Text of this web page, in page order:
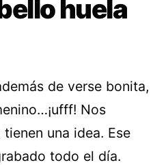
huela
de verse bonita,
Nos
una idea. Ese
todo el día.